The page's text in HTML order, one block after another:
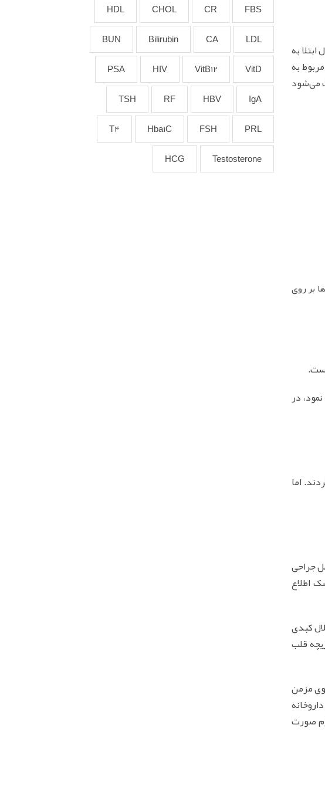
به
به
می‌شود
بر روی
در
اما
جراحی
اطلاع
کبدی
قلب
مزمن
صورت
FBS
CR
CHOL
HDL
LDL
CA
Bilirubin
BUN
VitD
VitB12
HIV
PSA
IgA
HBV
RF
TSH
PRL
FSH
Hba1C
T4
Testosterone
HCG